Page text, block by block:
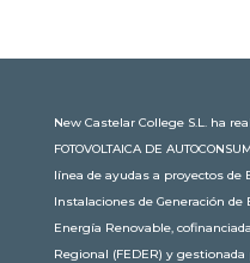
New Castelar College S.L. ha
FOTOVOLTAICA DE
línea de ayudas a proyectos de
Instalaciones de Generación
Energía Renovable,
Regional (FEDER) y